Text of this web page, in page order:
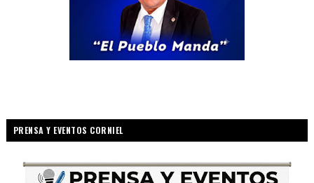
PRENSA Y EVENTOS CORNIEL